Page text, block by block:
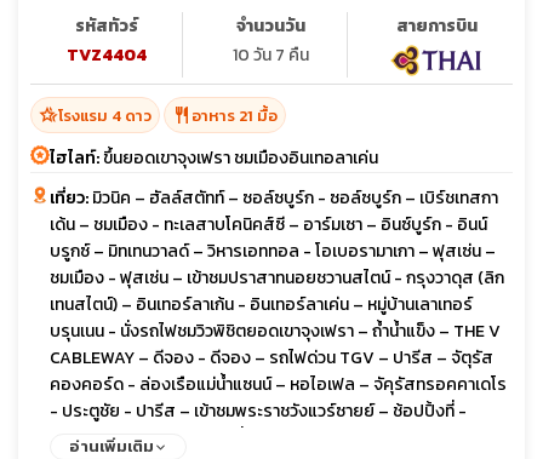
รหัสทัวร์
TVZ4404
จำนวนวัน
10 วัน 7 คืน
สายการบิน
hotel_classโรงแรม 4 ดาว restaurant อาหาร 21 มื้อ
ไฮไลท์:ขึ้นยอดเขาจุงเฟรา ชมเมืองอินเทอลาเค่น
เที่ยว:มิวนิค – ฮัลล์สตัทท์ – ซอล์ซบูร์ก - ซอล์ซบูร์ก – เบิร์ชเทสกา
เด้น – ชมเมือง - ทะเลสาบโคนิคส์ซี – อาร์มเซา – อินซ์บูร์ก - อินน์
บรูกซ์ – มิทเทนวาลด์ – วิหารเอททอล - โอเบอรามาเกา – ฟุสเซ่น –
ชมเมือง - ฟุสเซ่น – เข้าชมปราสาทนอยชวานสไตน์ - กรุงวาดุส (ลิก
เทนสไตน์) – อินเทอร์ลาเก้น - อินเทอร์ลาเค่น – หมู่บ้านเลาเทอร์
บรุนเนน - นั่งรถไฟชมวิวพิชิตยอดเขาจุงเฟรา – ถ้ำน้ำแข็ง – THE V
CABLEWAY – ดีจอง - ดีจอง – รถไฟด่วน TGV – ปารีส – จัตุรัส
คองคอร์ด - ล่องเรือแม่น้ำแซนน์ – หอไอเฟล – จัคุรัสทรอคคาเดโร
- ประตูชัย - ปารีส – เข้าชมพระราชวังแวร์ซายย์ – ช้อปปิ้งที่ -
BENLUX DUTY FREE และที่ห้างลาฟาแยต - ปารีส – เดินทางกลับ
อ่านเพิ่มเติม